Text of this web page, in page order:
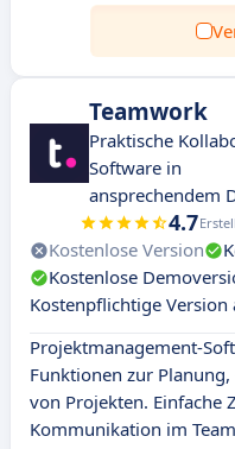
Teamwork
Praktische
Software in
ansprechendem
4.7
Kostenlose Version
Kostenlose
Kostenpflichtige Version
Projektmanagement-
Funktionen zur
von Projekten. Einfache
Kommunikation im